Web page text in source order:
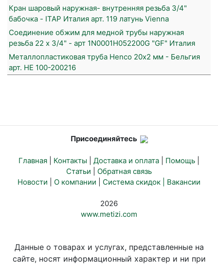
Кран шаровый наружная- внутренняя резьба 3/4"
бабочка - ITAP Италия арт. 119 латунь Vienna
Соединение обжим для медной трубы наружная
резьба 22 х 3/4" - арт 1N0001H052200G "GF" Италия
Металлопластиковая труба Henco 20х2 мм - Бельгия
арт. HE 100-200216
Присоединяйтесь
Главная Контакты Доставка и оплата Помощь
Статьи
Обратная связь
Новости
О компании Система скидок | Вакансии
2026
www.metizi.com
Данные о товарах и услугах, представленные на
сайте, носят информационный характер и ни при